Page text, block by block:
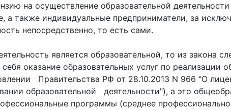
на осуществление образовательной
а также индивидуальные предприниматели, за
непосредственно, то есть сами.
является образовательной, то из закона
оказание образовательных услуг по
Правительства РФ от 28.10.2013 N 966 "О
образовательной деятельности"), а это
программы (среднее